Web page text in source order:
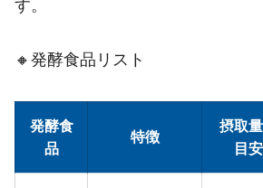
す。
🔸発酵食品リスト
発酵食
品
特徴
摂取
目安